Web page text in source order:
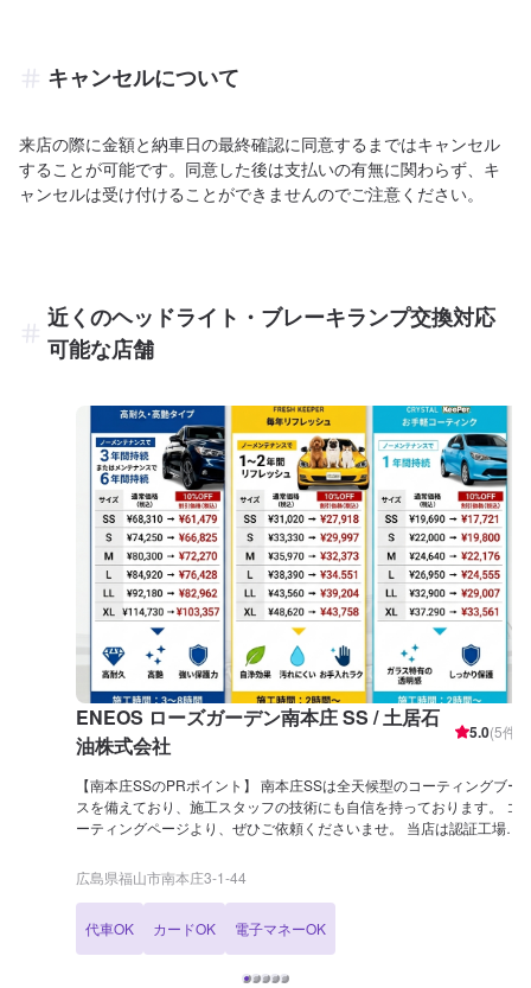
キャンセルについて
来店の際に金額と納車日の最終確認に同意するまではキャンセル
することが可能です。同意した後は支払いの有無に関わらず、キ
ャンセルは受け付けることができませんのでご注意ください。
近くのヘッドライト・ブレーキランプ交換対応
可能な店舗
ENEOS ローズガーデン南本庄 SS / 土居石
油株式会社
5.0(5件)
【南本庄SSのPRポイント】 南本庄SSは全天候型のコーティングブー
スを備えており、施工スタッフの技術にも自信を持っております。 コ
ーティングページより、ぜひご依頼くださいませ。 当店は認証工場で
友達追加＆ナンバープレート登録をしていただくと、ガソリン・軽油
が7円/L引きとなるクーポンをお配りしております。 【営業時間】 整
士】 自動車検査員：1名 二級整備士 ：4名 キーパーコーティング
EX：2名 1級：1名 【アクセス】 JR福山駅ばら公園口（南口）から
国道2号線を尾道方面へ東に進むと本庄町交差点の左手に店舗がござ
広島県福山市南本庄3-1-44
代車OK カードOK 電子マネーOK